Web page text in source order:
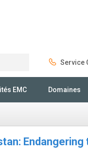
Service
EMC Domaines